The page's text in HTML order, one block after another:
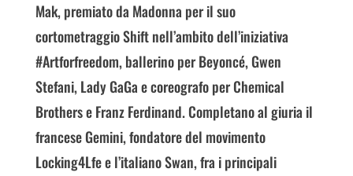
Mak, premiato da Madonna per il suo
cortometraggio Shift nell’ambito dell’iniziativa
#Artforfreedom, ballerino per Beyoncé, Gwen
Stefani, Lady GaGa e coreografo per Chemical
Brothers e Franz Ferdinand. Completano al giuria il
francese Gemini, fondatore del movimento
Locking4Lfe e l’italiano Swan, fra i principali